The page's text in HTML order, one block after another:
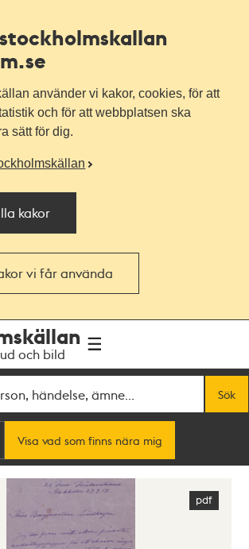
använder vi kakor, cookies, för att
och för att webbplatsen ska
sätt för dig.
kakor
vi får använda
och bild
Sök
Visa vad som finns nära mig